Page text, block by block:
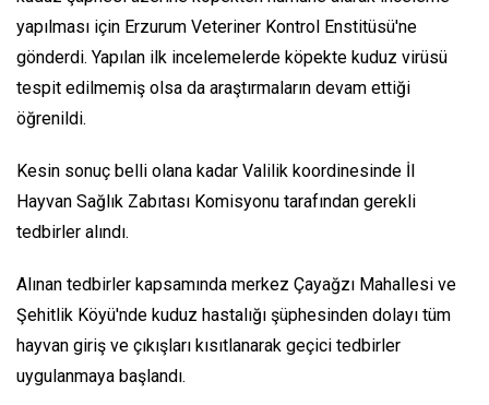
yapılması için Erzurum Veteriner Kontrol Enstitüsü'ne
gönderdi. Yapılan ilk incelemelerde köpekte kuduz virüsü
tespit edilmemiş olsa da araştırmaların devam ettiği
öğrenildi.
Kesin sonuç belli olana kadar Valilik koordinesinde İl
Hayvan Sağlık Zabıtası Komisyonu tarafından gerekli
tedbirler alındı.
Alınan tedbirler kapsamında merkez Çayağzı Mahallesi ve
Şehitlik Köyü'nde kuduz hastalığı şüphesinden dolayı tüm
hayvan giriş ve çıkışları kısıtlanarak geçici tedbirler
uygulanmaya başlandı.